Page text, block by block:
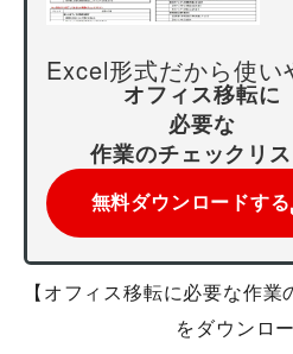
Excel形式だから使い
オフィス移転に
必要な
作業のチェックリ
無料ダウンロードする
【オフィス移転に必要な作
をダウンロ